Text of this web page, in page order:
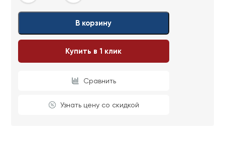
В корзину
Купить в 1 клик
Сравнить
Узнать цену со скидкой